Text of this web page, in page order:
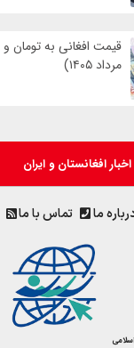
مرداد ۱۴۰۵)
افغانستان و ایران
ما تماس با ما